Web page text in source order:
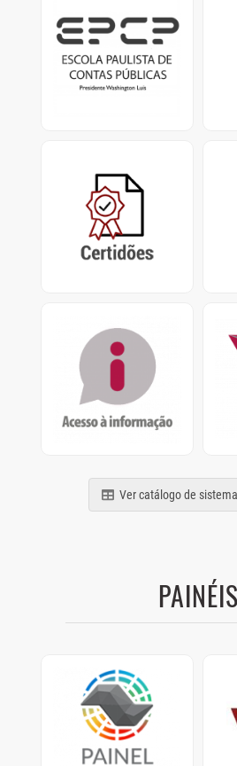
Escola Paulista de
Contas Públicas
Presidente Washington
Luís.
Certidão Negativa de
Contas Julgadas
Irregulares e Certidão de
Tempo de Contribuição
Pedidos de Acesso nos
termos da Lei nº
12.527/2011
Ver catálogo de
PAINÉIS
Painel Clima SP
Painel com dados de
como os Municípios
estão se preparando